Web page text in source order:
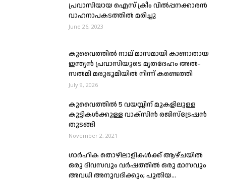
പ്രവാസിയായ ഐസ് ക്രീം വിൽപ്പനക്കാരൻ
വാഹനാപകടത്തിൽ മരിച്ചു
June 26, 2023
കുവൈത്തിൽ നാല് മാസമായി കാണാതായ
ഇന്ത്യൻ പ്രവാസിയുടെ മൃതദേഹം അൽ-
സൽമി മരുഭൂമിയിൽ നിന്ന് കണ്ടെത്തി
July 9, 2026
കുവൈത്തിൽ 5 വയസ്സിന് മുകളിലുള്ള
കുട്ടികള്‍ക്കുള്ള വാക്‌സിന്‍ രജിസ്‌ട്രേഷന്‍
തുടങ്ങി
November 2, 2021
ഗാർഹിക തൊഴിലാളികൾക്ക് ആഴ്ചയില്‍
ഒരു ദിവസവും വര്‍ഷത്തിൽ ഒരു മാസവും
അവധി അനുവദിക്കും; പുതിയ...